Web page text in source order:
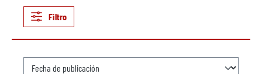
Filtro